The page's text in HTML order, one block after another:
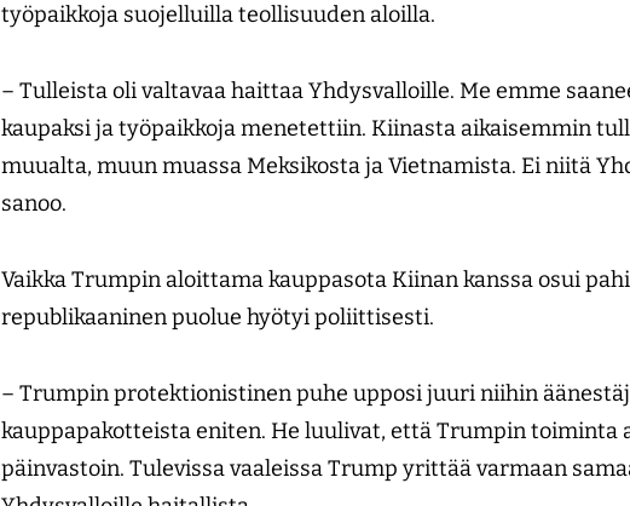
työpaikkoja suojelluilla teollisuuden aloilla.
– Tulleista oli valtavaa haittaa Yhdysvalloille. Me emme
kaupaksi ja työpaikkoja menetettiin. Kiinasta aikaisemmin
muualta, muun muassa Meksikosta ja Vietnamista. Ei niitä
sanoo.
Vaikka Trumpin aloittama kauppasota Kiinan kanssa osui
republikaaninen puolue hyötyi poliittisesti.
– Trumpin protektionistinen puhe upposi juuri niihin
kauppapakotteista eniten. He luulivat, että Trumpin toiminta
päinvastoin. Tulevissa vaaleissa Trump yrittää varmaan